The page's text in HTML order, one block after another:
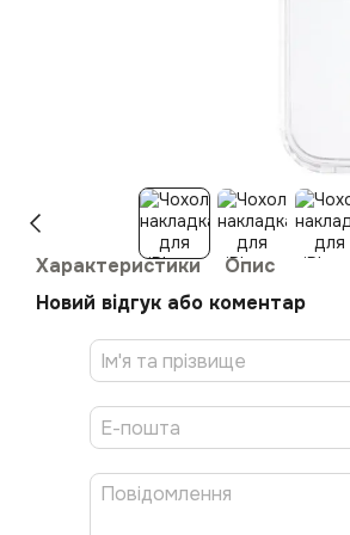
Характеристики
Опис
Новий відгук або коментар